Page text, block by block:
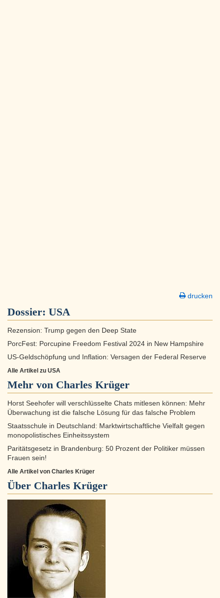
drucken
Dossier: USA
Rezension: Trump gegen den Deep State
PorcFest: Porcupine Freedom Festival 2024 in New Hampshire
US-Geldschöpfung und Inflation: Versagen der Federal Reserve
Alle Artikel zu USA
Mehr von Charles Krüger
Horst Seehofer will verschlüsselte Chats mitlesen können: Mehr
Überwachung ist die falsche Lösung für das falsche Problem
Staatsschule in Deutschland: Marktwirtschaftliche Vielfalt gegen
monopolistisches Einheitssystem
Paritätsgesetz in Brandenburg: 50 Prozent der Politiker müssen
Frauen sein!
Alle Artikel von Charles Krüger
Über Charles Krüger